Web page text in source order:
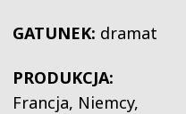
GATUNEK: dramat
PRODUKCJA:
Francja, Niemcy,